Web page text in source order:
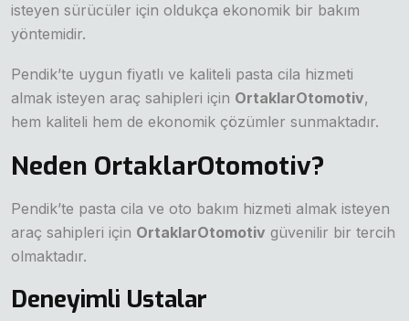
isteyen sürücüler için oldukça ekonomik bir bakım
yöntemidir.
Pendik’te uygun fiyatlı ve kaliteli pasta cila hizmeti
almak isteyen araç sahipleri için OrtaklarOtomotiv,
hem kaliteli hem de ekonomik çözümler sunmaktadır.
Neden OrtaklarOtomotiv?
Pendik’te pasta cila ve oto bakım hizmeti almak isteyen
araç sahipleri için OrtaklarOtomotiv güvenilir bir tercih
olmaktadır.
Deneyimli Ustalar